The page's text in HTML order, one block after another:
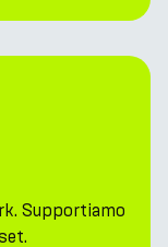
Supportiamo